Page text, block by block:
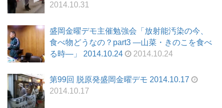
2014.10.31
盛岡金曜デモ主催勉強会「放射能汚染の今、
食べ物どうなの？part3 —山菜・きのこを食べ
る時—」 2014.10.24
2014.10.24
第99回 脱原発盛岡金曜デモ 2014.10.17
2014.10.17